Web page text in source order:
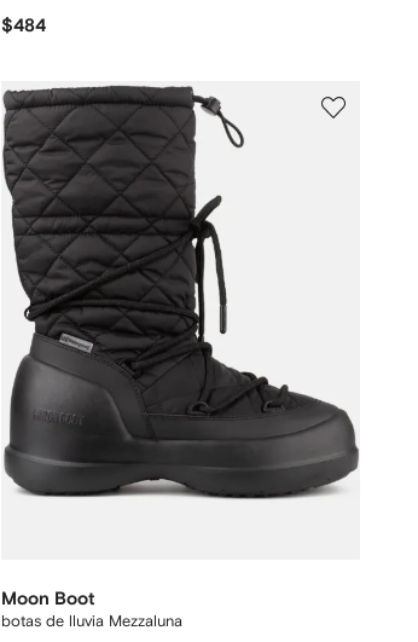
$484
Moon Boot
botas de lluvia Mezzaluna